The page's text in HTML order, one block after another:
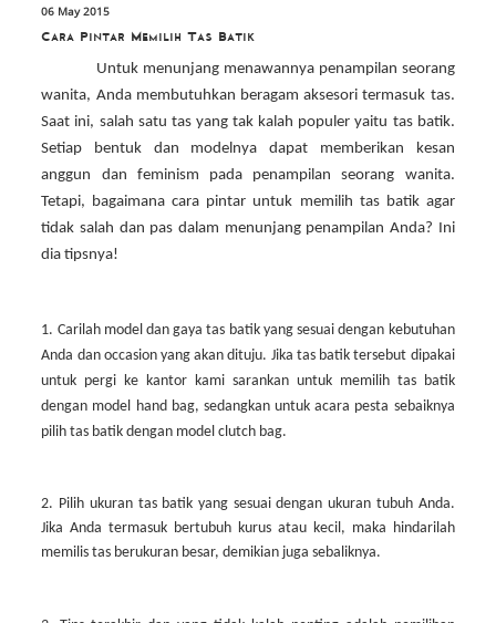
06 May 2015
Cara Pintar Memilih Tas Batik
Untuk menunjang menawannya penampilan seorang
wanita, Anda membutuhkan beragam aksesori termasuk tas.
Saat ini, salah satu tas yang tak kalah populer yaitu tas batik.
Setiap bentuk dan modelnya dapat memberikan kesan
anggun dan feminism pada penampilan seorang wanita.
Tetapi, bagaimana cara pintar untuk memilih tas batik agar
tidak salah dan pas dalam menunjang penampilan Anda? Ini
dia tipsnya!
1. Carilah model dan gaya tas batik yang sesuai dengan kebutuhan
Anda dan occasion yang akan dituju. Jika tas batik tersebut dipakai
untuk pergi ke kantor kami sarankan untuk memilih tas batik
dengan model hand bag, sedangkan untuk acara pesta sebaiknya
pilih tas batik dengan model clutch bag.
2. Pilih ukuran tas batik yang sesuai dengan ukuran tubuh Anda.
Jika Anda termasuk bertubuh kurus atau kecil, maka hindarilah
memilis tas berukuran besar, demikian juga sebaliknya.